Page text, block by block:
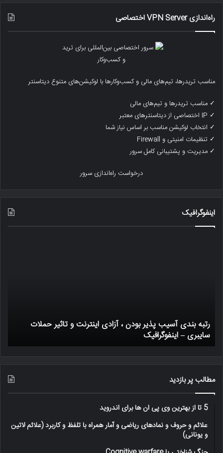
راه‌اندازی VPN Server اختصاصی
مناسب تریدرها، تیم‌های مالی و کسب‌وکارها با لوکیشن‌های متنوع دیتاسنتر
✓ مناسب تریدرها و تیم‌های مالی
✓ IP اختصاصی از دیتاسنترهای معتبر
✓ انتخاب لوکیشن مناسب بر اساس نیاز شما
✓ تنظیمات امنیتی و Firewall
✓ مدیریت و پشتیبانی کامل سرور
درخواست راه‌اندازی سرور
اینفوگرافیک
تاثیر
حملات
اینفوگرافیک
رتبه بندی آسیب پذیر بودن ، آزادی اینترنت و تاثیر حملات
سایبری – اینفوگرافیک
مطالب پر بازدید
5 تا از بهترین وی پی ان ها برای اندروید
علائم و حروف و نمادهای ریاضی و آمار همراه با تلفظ و کاربرد (علائم لاتین
و یونانی)